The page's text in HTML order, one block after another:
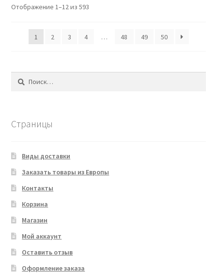
Отображение 1–12 из 593
1 2 3 4 … 48 49 50
Найти:
Страницы
Виды доставки
Заказать товары из Европы
Контакты
Корзина
Магазин
Мой аккаунт
Оставить отзыв
Оформление заказа